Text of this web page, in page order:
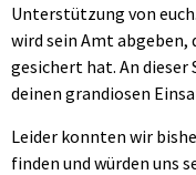
Unterstützung von
wird sein Amt abgeben,
gesichert hat. An
deinen grandiosen
Leider konnten wir
finden und würden uns